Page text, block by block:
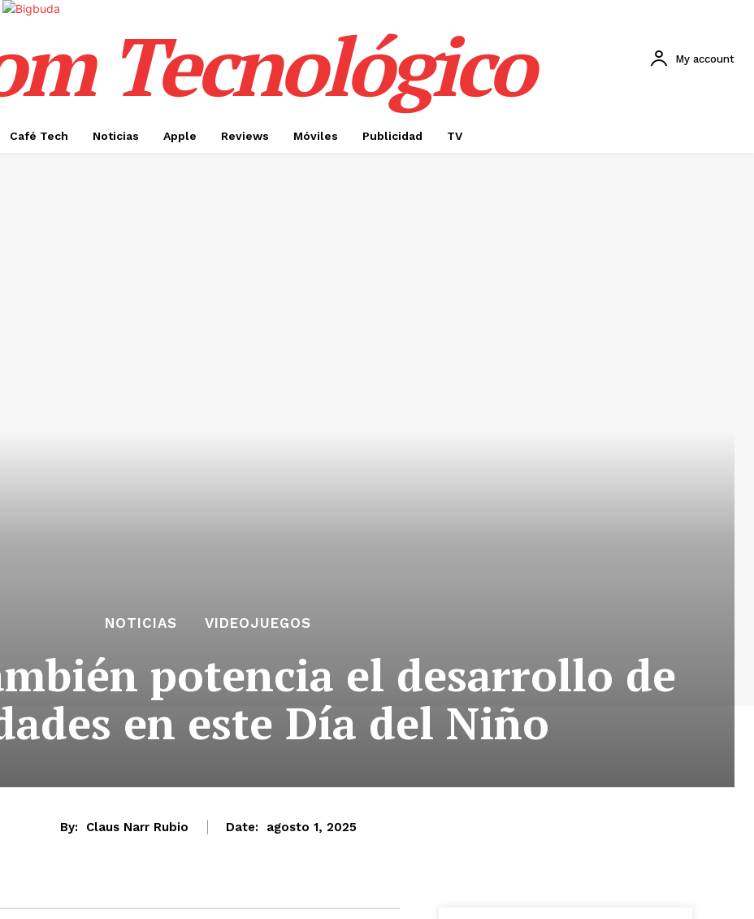
Tecnológico My account
Café Tech Noticias Apple Reviews Móviles Publicidad TV
NOTICIAS VIDEOJUEGOS
potencia el desarrollo de
en este Día del Niño
By: Claus Narr Rubio Date: agosto 1, 2025